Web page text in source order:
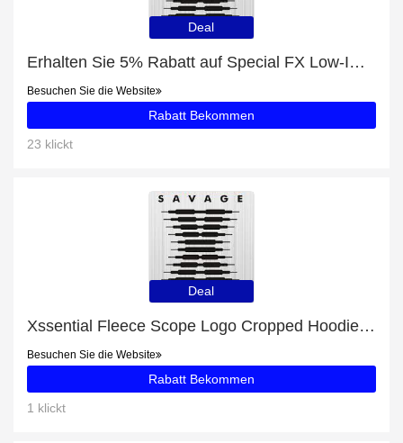
Deal
Erhalten Sie 5% Rabatt auf Special FX Low-Impact Sports Bra
Besuchen Sie die Website
Rabatt Bekommen
23 klickt
Deal
Xssential Fleece Scope Logo Cropped Hoodie: bis zu 54% Rabatt
Besuchen Sie die Website
Rabatt Bekommen
1 klickt